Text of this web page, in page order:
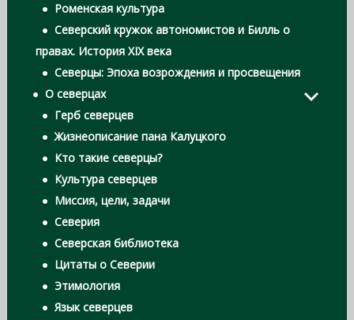
Роменская культура
Северский кружок автономистов и Билль о
правах. История XIX века
Северцы: Эпоха возрождения и просвещения
О северцах
Герб северцев
Жизнеописание пана Калуцкого
Кто такие северцы?
Культура северцев
Миссия, цели, задачи
Северия
Северская библиотека
Цитаты о Северии
Этимология
Язык северцев